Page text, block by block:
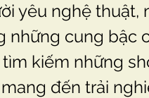
yêu nghệ thuật,
những cung bậc
tìm kiếm những
đến trải